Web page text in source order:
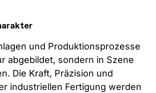
und Produktionsprozesse
abgebildet, sondern in Szene
Die Kraft, Präzision und
industriellen Fertigung werden